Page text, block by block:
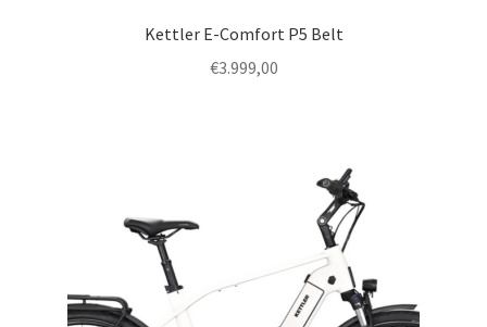
Kettler E-Comfort P5 Belt
€3.999,00